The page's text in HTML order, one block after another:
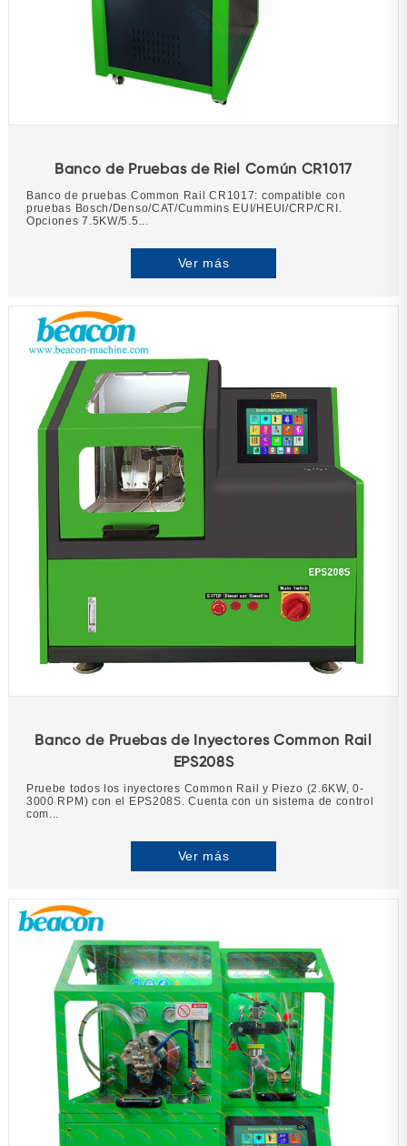
Banco de Pruebas de Riel Común CR1017
Banco de pruebas Common Rail CR1017: compatible con
pruebas Bosch/Denso/CAT/Cummins EUI/HEUI/CRP/CRI.
Opciones 7.5KW/5.5...
Ver más
Banco de Pruebas de Inyectores Common Rail
EPS208S
Pruebe todos los inyectores Common Rail y Piezo (2.6KW, 0-
3000 RPM) con el EPS208S. Cuenta con un sistema de control
com...
Ver más